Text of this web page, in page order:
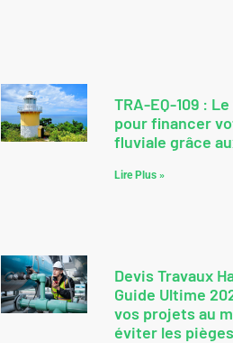
TRA-EQ-109 :
pour financer
fluviale grâce
Lire Plus »
Devis Travaux
Guide Ultime
vos projets au
éviter les